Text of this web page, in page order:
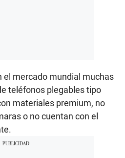
el mercado mundial muchas
teléfonos plegables tipo
materiales premium, no
o no cuentan con el